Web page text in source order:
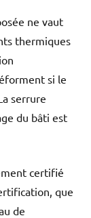
ne vaut
thermiques
si le
serrure
du bâti est
certifié
que
de